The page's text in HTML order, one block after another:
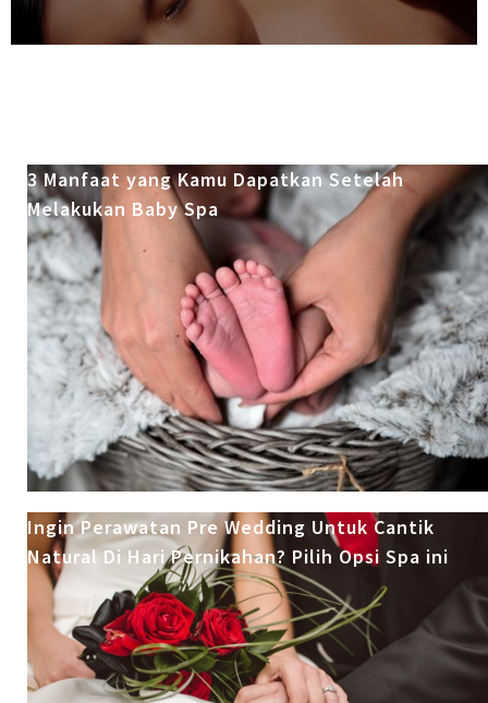
3 Manfaat yang Kamu Dapatkan Setelah
Melakukan Baby Spa
Ingin Perawatan Pre Wedding Untuk Cantik
Natural Di Hari Pernikahan? Pilih Opsi Spa ini